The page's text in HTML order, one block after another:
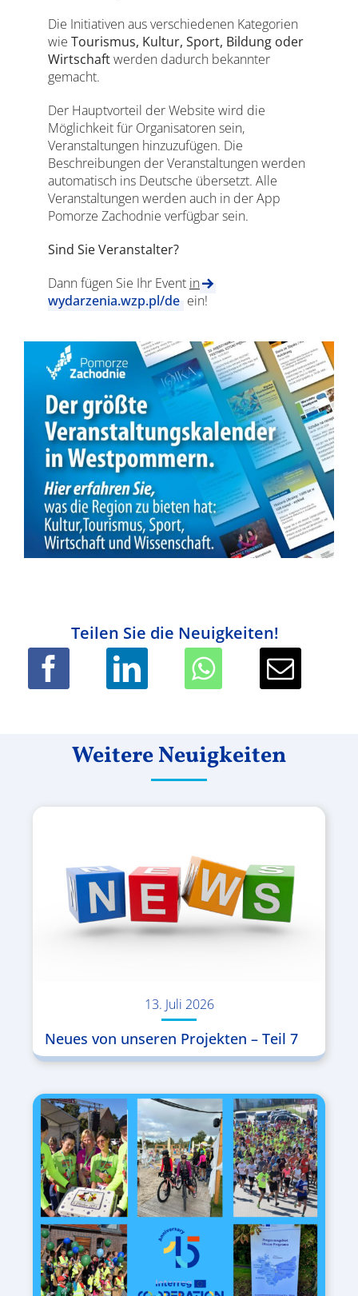
Die Initiativen aus verschiedenen Kategorien
wie Tourismus, Kultur, Sport, Bildung oder
Wirtschaftwerden dadurch bekannter
gemacht.
Der Hauptvorteil der Website wird die
Möglichkeit für Organisatoren sein,
Veranstaltungen hinzuzufügen. Die
Beschreibungen der Veranstaltungen werden
automatisch ins Deutsche übersetzt. Alle
Veranstaltungen werden auch in der App
Pomorze Zachodnie verfügbar sein.
Sind Sie Veranstalter?
Dann fügen Sie Ihr Event in
wydarzenia.wzp.pl/de ein!
Teilen Sie die Neuigkeiten!
Weitere Neuigkeiten
13. Juli 2026
Neues von unseren Projekten – Teil 7